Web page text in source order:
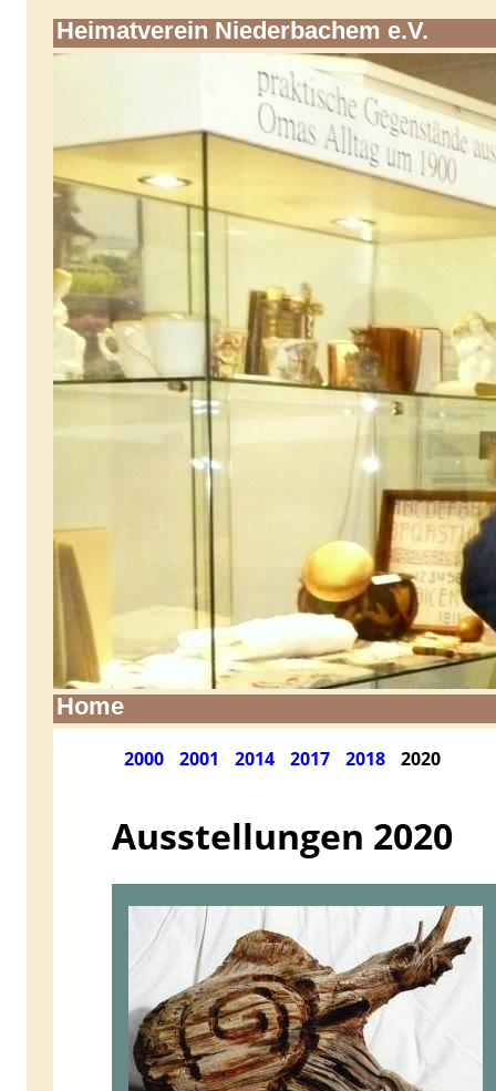
Heimatverein Niederbachem e.V.
Home
2000 2001 2014 2017 2018 2020
Ausstellungen 2020